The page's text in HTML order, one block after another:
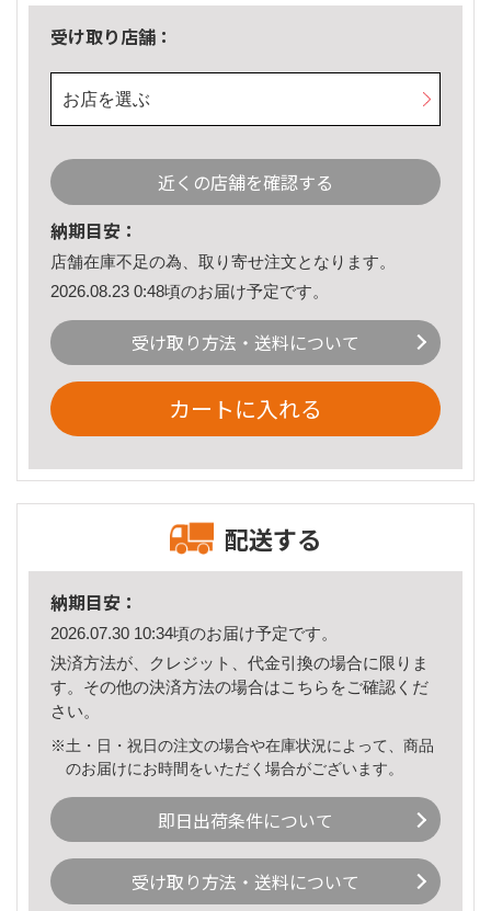
受け取り店舗：
お店を選ぶ
近くの店舗を確認する
納期目安：
店舗在庫不足の為、取り寄せ注文となります。
2026.08.23 0:48頃のお届け予定です。
受け取り方法・送料について
カートに入れる
配送する
納期目安：
2026.07.30 10:34頃のお届け予定です。
決済方法が、クレジット、代金引換の場合に限りま
す。その他の決済方法の場合はこちら をご確認くだ
さい。
※土・日・祝日の注文の場合や在庫状況によって、商品
のお届けにお時間をいただく場合がございます。
即日出荷条件について
受け取り方法・送料について